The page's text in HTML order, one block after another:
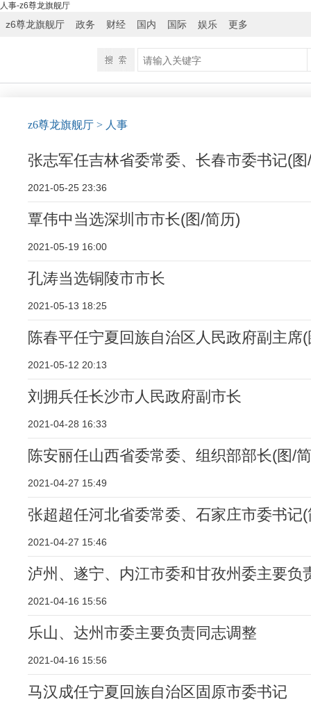
人事-z6尊龙旗舰厅
z6尊龙旗舰厅 政务 财经 国内 国际 娱乐 更多
z6尊龙旗舰厅 > 人事
张志军任吉林省委常委、长春市委书记(
2021-05-25 23:36
覃伟中当选深圳市市长(图/简历)
2021-05-19 16:00
孔涛当选铜陵市市长
2021-05-13 18:25
陈春平任宁夏回族自治区人民政府副主席
2021-05-12 20:13
刘拥兵任长沙市人民政府副市长
2021-04-28 16:33
陈安丽任山西省委常委、组织部部长(图/
2021-04-27 15:49
张超超任河北省委常委、石家庄市委书记
2021-04-27 15:46
泸州、遂宁、内江市委和甘孜州委主要负
2021-04-16 15:56
乐山、达州市委主要负责同志调整
2021-04-16 15:56
马汉成任宁夏回族自治区固原市委书记